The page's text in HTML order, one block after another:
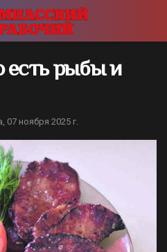
есть рыбы и
07 ноября 2025 г.